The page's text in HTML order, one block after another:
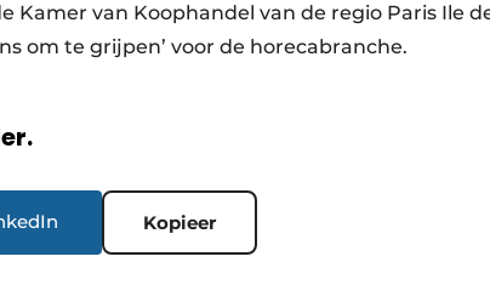
Kamer van Koophandel van de regio Paris Ile
om te grijpen’ voor de horecabranche.
Kopieer